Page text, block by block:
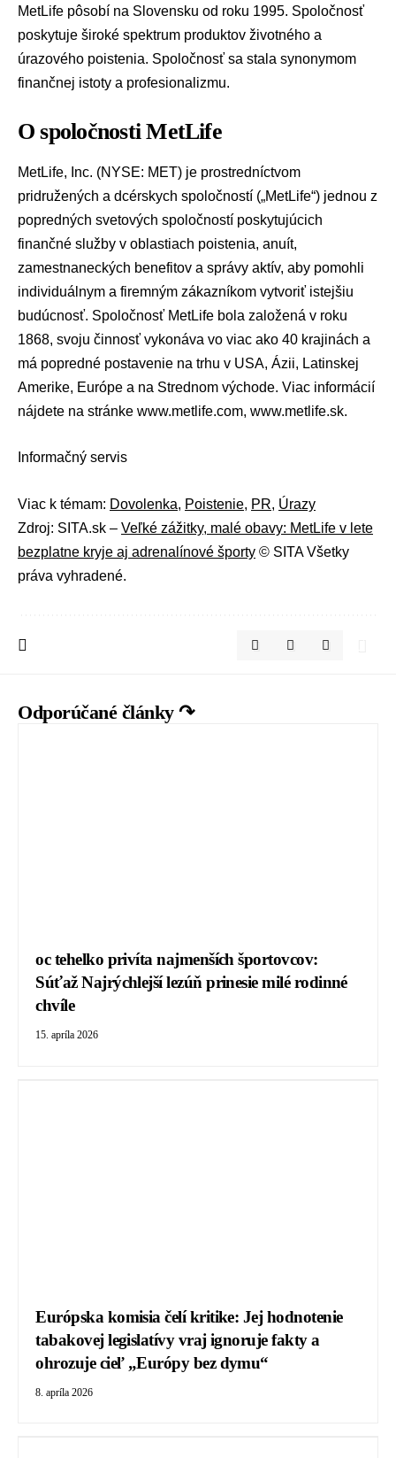
MetLife pôsobí na Slovensku od roku 1995. Spoločnosť
poskytuje široké spektrum produktov životného a
úrazového poistenia. Spoločnosť sa stala synonymom
finančnej istoty a profesionalizmu.
O spoločnosti MetLife
MetLife, Inc. (NYSE: MET) je prostredníctvom
pridružených a dcérskych spoločností („MetLife“) jednou z
popredných svetových spoločností poskytujúcich
finančné služby v oblastiach poistenia, anuít,
zamestnaneckých benefitov a správy aktív, aby pomohli
individuálnym a firemným zákazníkom vytvoriť istejšiu
budúcnosť. Spoločnosť MetLife bola založená v roku
1868, svoju činnosť vykonáva vo viac ako 40 krajinách a
má popredné postavenie na trhu v USA, Ázii, Latinskej
Amerike, Európe a na Strednom východe. Viac informácií
nájdete na stránke www.metlife.com, www.metlife.sk.
Informačný servis
Viac k témam: Dovolenka, Poistenie, PR, Úrazy
Zdroj: SITA.sk – Veľké zážitky, malé obavy: MetLife v lete
bezplatne kryje aj adrenalínové športy © SITA Všetky
práva vyhradené.
Odporúčané články ↷
oc tehelko privíta najmenších športovcov:
Súťaž Najrýchlejší lezúň prinesie milé rodinné
chvíle
15. apríla 2026
Európska komisia čelí kritike: Jej hodnotenie
tabakovej legislatívy vraj ignoruje fakty a
ohrozuje cieľ „Európy bez dymu“
8. apríla 2026